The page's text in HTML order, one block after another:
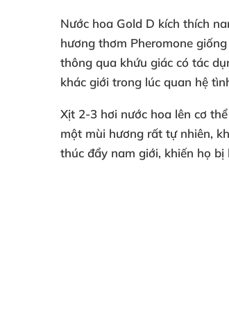
Nước hoa Gold D kích thích
hương thơm Pheromone
thông qua khứu giác có tác
khác giới trong lúc quan hệ
Xịt 2-3 hơi nước hoa lên cơ
một mùi hương rất tự nhiên,
thúc đẩy nam giới, khiến họ